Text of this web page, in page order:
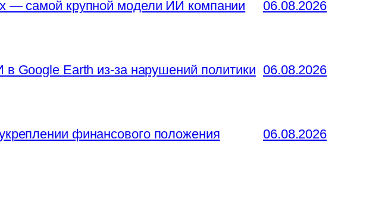
— самой крупной модели ИИ компании 06.08.2026
Google Earth из-за нарушений политики 06.08.2026
финансового положения 06.08.2026